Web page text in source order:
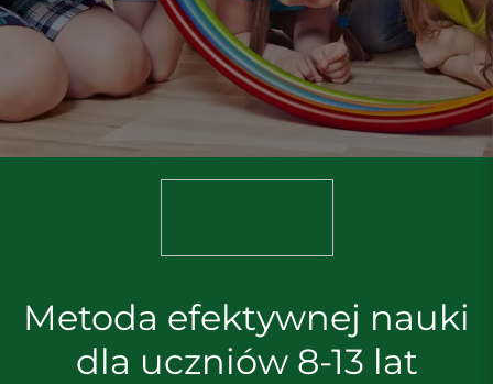
Metoda efektywnej nauki
dla uczniów 8-13 lat